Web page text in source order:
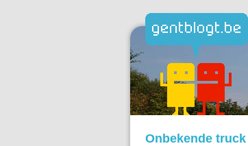
Onbekende